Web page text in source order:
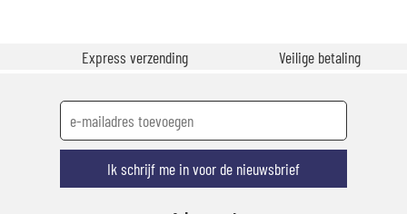
Express verzending Veilige betaling
Ik schrijf me in voor de nieuwsbrief